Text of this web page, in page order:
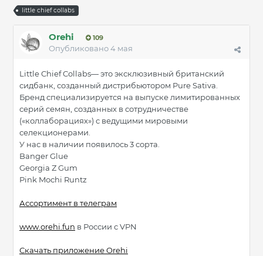
little chief collabs
Orehi 109
Опубликовано4 мая
Little Chief Collabs— это эксклюзивный британский
сидбанк, созданный дистрибьютором Pure Sativa.
Бренд специализируется на выпуске лимитированных
серий семян, созданных в сотрудничестве
(«коллаборациях») с ведущими мировыми
селекционерами.
У нас в наличии появилось 3 сорта.
Banger Glue
Georgia Z Gum
Pink Mochi Runtz
Ассортимент в телеграм
www.orehi.fun в России с VPN
Скачать приложение Orehi